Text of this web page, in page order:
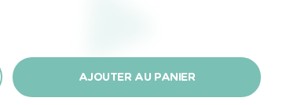
AJOUTER AU PANIER